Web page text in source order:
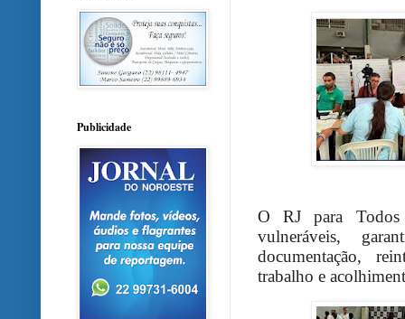
O RJ para Todos
vulneráveis,
documentação,
trabalho e
Publicidade